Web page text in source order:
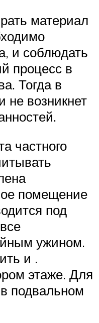
материал
и соблюдать
процесс в
Тогда в
не возникнет
частного
помещение
под
ужином.
и .
этаже. Для
подвальном